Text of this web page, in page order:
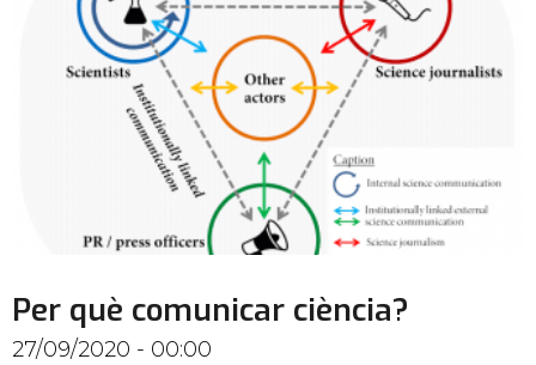
Per què comunicar ciència?
27/09/2020 - 00:00